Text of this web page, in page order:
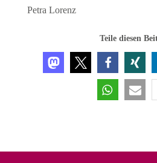
Petra Lorenz
Teile diesen